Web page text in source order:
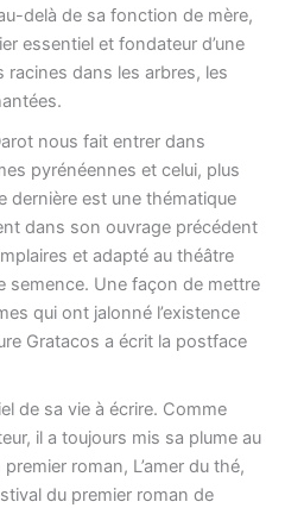
delà de sa fonction de mère,
essentiel et fondateur d’une
dans les arbres, les
nous fait entrer dans
pyrénéennes et celui, plus
dernière est une thématique
dans son ouvrage précédent
et adapté au théâtre
semence. Une façon de mettre
qui ont jalonné l’existence
Gratacos a écrit la postface
de sa vie à écrire. Comme
il a toujours mis sa plume au
roman, L’amer du thé,
du premier roman de